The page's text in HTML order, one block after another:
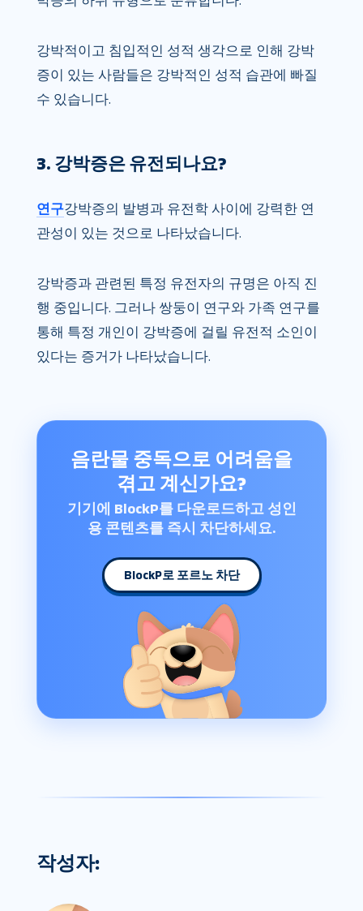
강박적이고 침입적인 성적 생각으로 인해 강박
증이 있는 사람들은 강박적인 성적 습관에 빠질
수 있습니다.
3. 강박증은 유전되나요?
연구강박증의 발병과 유전학 사이에 강력한 연
관성이 있는 것으로 나타났습니다.
강박증과 관련된 특정 유전자의 규명은 아직 진
행 중입니다. 그러나 쌍둥이 연구와 가족 연구를
통해 특정 개인이 강박증에 걸릴 유전적 소인이
있다는 증거가 나타났습니다.
음란물 중독으로 어려움을
겪고 계신가요?
기기에 BlockP를 다운로드하고 성인
용 콘텐츠를 즉시 차단하세요.
BlockP로 포르노 차단
작성자: